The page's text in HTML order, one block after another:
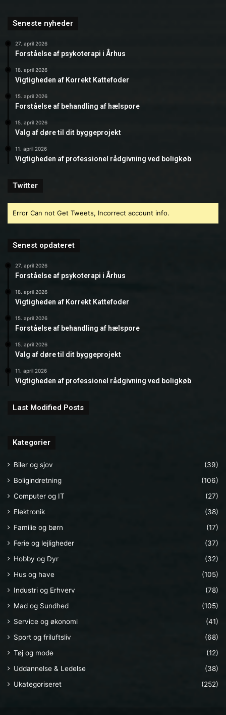
Seneste nyheder
27. april 2026
Forståelse af psykoterapi i Århus
18. april 2026
Vigtigheden af Korrekt Kattefoder
15. april 2026
Forståelse af behandling af hælspore
15. april 2026
Valg af døre til dit byggeprojekt
11. april 2026
Vigtigheden af professionel rådgivning ved boligkøb
Twitter
Error Can not Get Tweets, Incorrect account info.
Senest opdateret
27. april 2026
Forståelse af psykoterapi i Århus
18. april 2026
Vigtigheden af Korrekt Kattefoder
15. april 2026
Forståelse af behandling af hælspore
15. april 2026
Valg af døre til dit byggeprojekt
11. april 2026
Vigtigheden af professionel rådgivning ved boligkøb
Last Modified Posts
Kategorier
Biler og sjov
(39)
Boligindretning
(106)
Computer og IT
(27)
Elektronik
(38)
Familie og børn
(17)
Ferie og lejligheder
(37)
Hobby og Dyr
(32)
Hus og have
(105)
Industri og Erhverv
(78)
Mad og Sundhed
(105)
Service og økonomi
(41)
Sport og friluftsliv
(68)
Tøj og mode
(12)
Uddannelse & Ledelse
(38)
Ukategoriseret
(252)